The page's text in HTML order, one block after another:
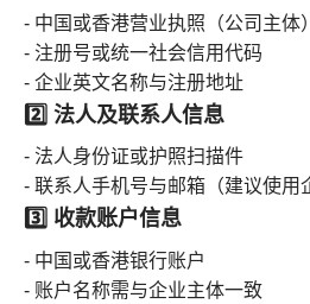
- 中国或香港营业执照（公司主体）
- 注册号或统一社会信用代码
- 企业英文名称与注册地址
2️⃣ 法人及联系人信息
- 法人身份证或护照扫描件
- 联系人手机号与邮箱（建议使用
3️⃣ 收款账户信息
- 中国或香港银行账户
- 账户名称需与企业主体一致